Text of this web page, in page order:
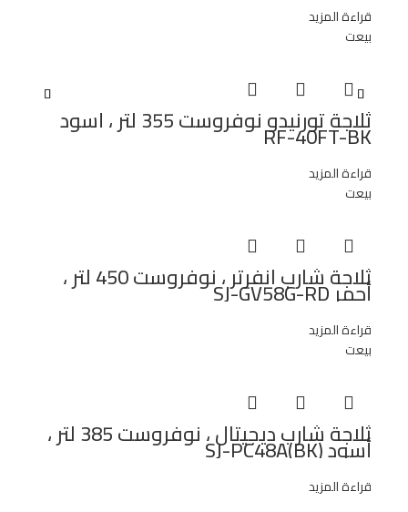
قراءة المزيد
بيعت
ثلاجة تورنيدو نوفروست 355 لتر ، أسود RF-40FT-BK
قراءة المزيد
بيعت
ثلاجة شارب انفرتر ، نوفروست 450 لتر ، أحمر SJ-GV58G-RD
قراءة المزيد
بيعت
ثلاجة شارب ديجيتال ، نوفروست 385 لتر ، أسود SJ-PC48A(BK)
قراءة المزيد